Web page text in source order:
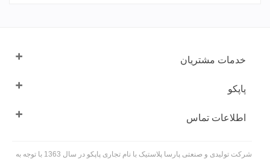
خدمات مشتریان
پاپکو
اطلاعات تماس
شرکت تولیدی و صنعتی پارسا پلاستیک با نام تجاری پاپکو در سال 1363 با توجه به